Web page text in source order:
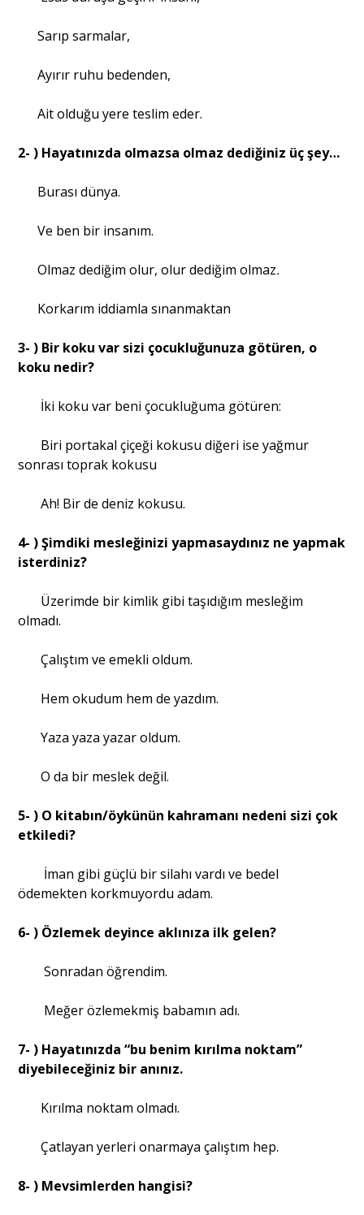
Eğitim
Dosya Haber
Sarıp sarmalar,
Ayırır ruhu bedenden,
Ait olduğu yere teslim eder.
2- ) Hayatınızda olmazsa olmaz dediğiniz üç şey…
Burası dünya.
Ve ben bir insanım.
Olmaz dediğim olur, olur dediğim olmaz.
Korkarım iddiamla sınanmaktan
3- ) Bir koku var sizi çocukluğunuza götüren, o
koku nedir?
İki koku var beni çocukluğuma götüren:
Biri portakal çiçeği kokusu diğeri ise yağmur
sonrası toprak kokusu
Ah! Bir de deniz kokusu.
4- ) Şimdiki mesleğinizi yapmasaydınız ne yapmak
isterdiniz?
Üzerimde bir kimlik gibi taşıdığım mesleğim
olmadı.
Çalıştım ve emekli oldum.
Hem okudum hem de yazdım.
Yaza yaza yazar oldum.
O da bir meslek değil.
5- ) O kitabın/öykünün kahramanı nedeni sizi çok
etkiledi?
İman gibi güçlü bir silahı vardı ve bedel
ödemekten korkmuyordu adam.
6- ) Özlemek deyince aklınıza ilk gelen?
Sonradan öğrendim.
Meğer özlemekmiş babamın adı.
7- ) Hayatınızda “bu benim kırılma noktam”
diyebileceğiniz bir anınız.
Kırılma noktam olmadı.
Çatlayan yerleri onarmaya çalıştım hep.
8- ) Mevsimlerden hangisi?